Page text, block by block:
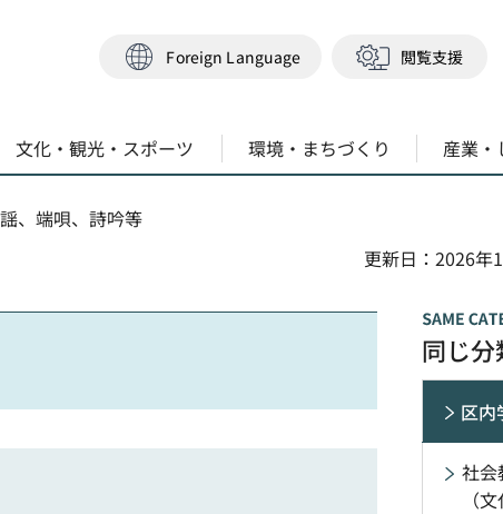
Foreign Language 閲覧支援
文化・観光・スポーツ 環境・まちづくり 産業・
、端唄、詩吟等
更新日：2026年
同じ
区内
社会
（